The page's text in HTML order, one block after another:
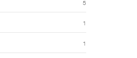
5
1
1